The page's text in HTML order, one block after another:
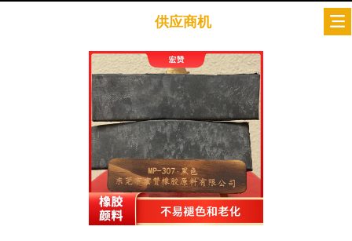
供应商机